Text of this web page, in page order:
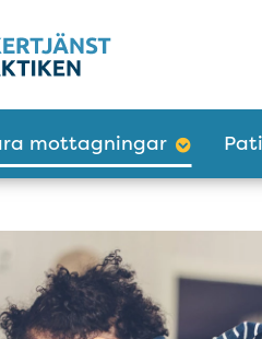
mottagningar